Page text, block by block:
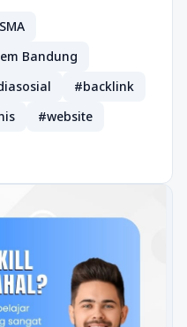
Bandung
#backlink
#website